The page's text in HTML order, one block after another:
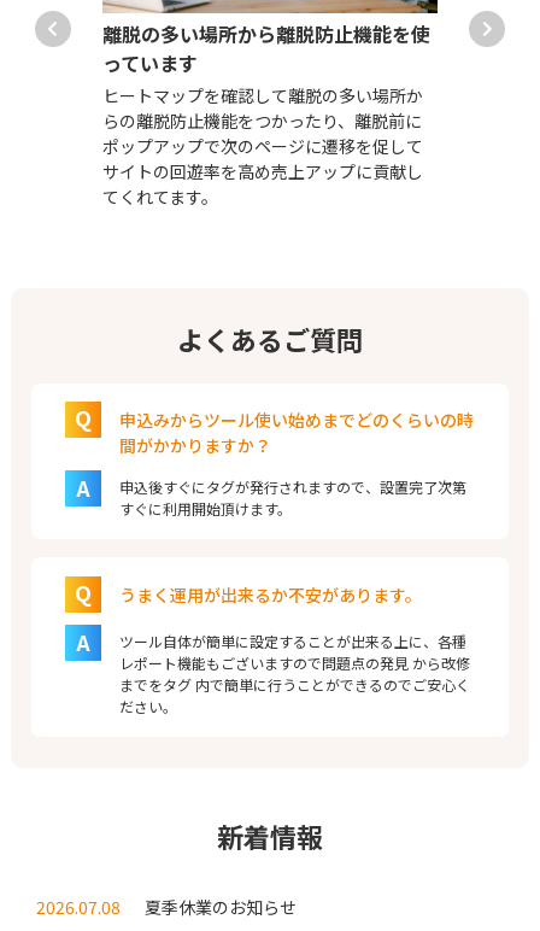
離脱の多い場所から離脱防止機能を使
っています
ヒートマップを確認して離脱の多い場所か
らの離脱防止機能をつかったり、離脱前に
ポップアップで次のページに遷移を促して
サイトの回遊率を高め売上アップに貢献し
てくれてます。
1機
よくあるご質問
Q
申込みからツール使い始めまでどのくらいの時
間がかかりますか？
A
申込後すぐにタグが発行されますので、設置完了次第
すぐに利用開始頂けます。
Q うまく運用が出来るか不安があります。
A
ツール自体が簡単に設定することが出来る上に、各種
レポート機能もございますので問題点の発見 から改修
までをタグ 内で簡単に行うことができるのでご安心く
ださい。
新着情報
2026.07.08 夏季休業のお知らせ